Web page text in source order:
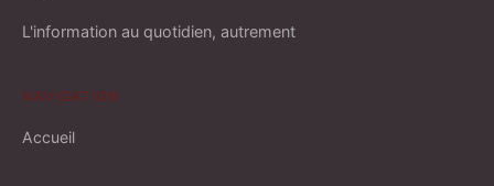
L'information au quotidien, autrement
NAVIGATION
Accueil